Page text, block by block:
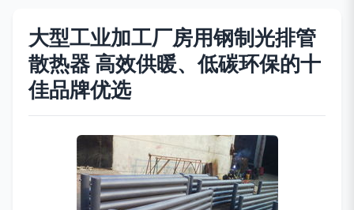
大型工业加工厂房用钢制光排管
散热器 高效供暖、低碳环保的十
佳品牌优选